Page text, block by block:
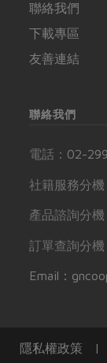
聯絡我們
下載專區
友善連結
聯絡我們
電話： 02-
社籍服務分機
產品諮詢分
訂單查詢分
Email：
隱私權政策 |